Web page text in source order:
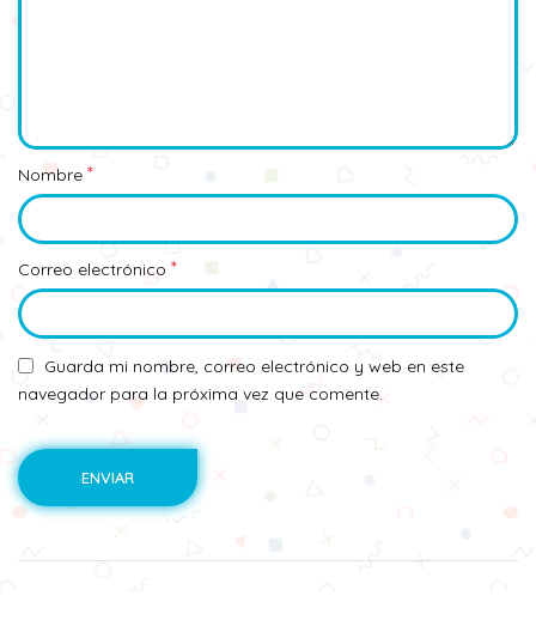
Nombre *
Correo electrónico *
Guarda mi nombre, correo electrónico y web en este
navegador para la próxima vez que comente.